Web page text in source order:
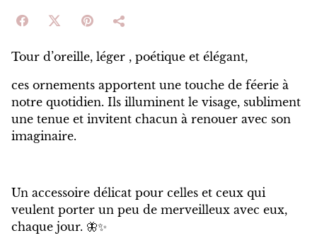
Tour d’oreille, léger , poétique et élégant,
ces ornements apportent une touche de féerie à
notre quotidien. Ils illuminent le visage, subliment
une tenue et invitent chacun à renouer avec son
imaginaire.
Un accessoire délicat pour celles et ceux qui
veulent porter un peu de merveilleux avec eux,
chaque jour. 🦋✨